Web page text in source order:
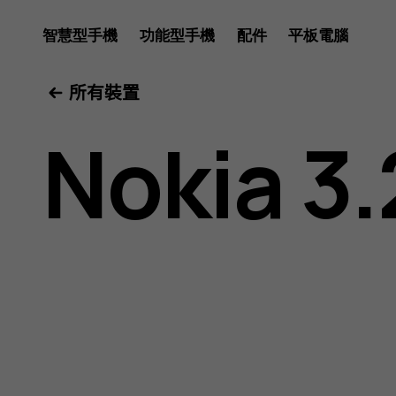
Nokia
3.2
用
智慧型手機 功能型手機 配件 平板電腦
所有裝置
Nokia